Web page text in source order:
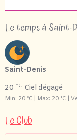
Le temps à Saint-
Saint-Denis
20 °C Ciel dégagé
Min: 20 °C | Max: 20 °C |
Le Club